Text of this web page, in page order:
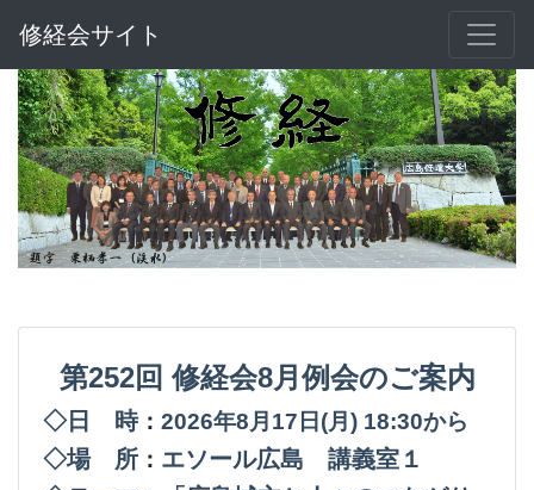
修経会サイト
第252回修経会8月例会のご案内
◇日 時： 2026年8月17日(月 ) 18:30から
◇場 所 ： エソール広島 講義室１